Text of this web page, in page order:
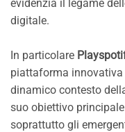
evidenzia il legame
digitale.
In particolare
piattaforma innovativa
dinamico contesto
suo obiettivo
soprattutto gli